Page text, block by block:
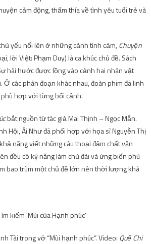
cảm động, thấm thía về tình yêu tuổi trẻ và
yếu nổi lên ở những cảnh tình cảm,Chuyện
lời Việt: Phạm Duy) là ca khúc chủ đề. Sách
hài hước được lồng vào cảnh hai nhân vật
Ở các phân đoạn khác nhau, đoàn phim đã linh
hợp với từng bối cảnh.
bắt nguồn từ tác giả Mai Thịnh – Ngọc Mẫn.
Hội, Ái Như đã phối hợp với họa sĩ Nguyễn Thị
năng viết những câu thoại đậm chất văn
đều có kỹ năng làm chủ đài và ứng biến phù
bao trùm một chủ đề lớn nên thời lượng khá
Tài trong vở “Mùi hạnh phúc”. Video: Quế Chi